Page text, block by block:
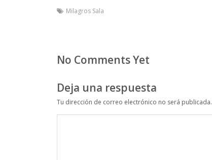
Milagros Sala
No Comments Yet
Deja una respuesta
Tu dirección de correo electrónico no será publicada.